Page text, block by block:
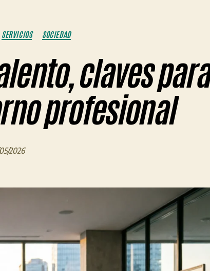
SERVICIOS SOCIEDAD
claves para
profesional
2026